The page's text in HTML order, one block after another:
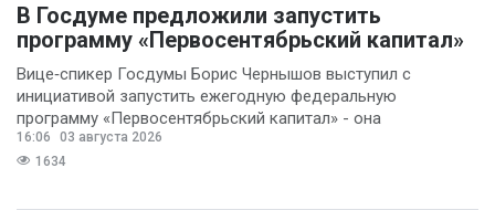
В Госдуме предложили запустить
программу «Первосентябрьский капитал»
Вице‑спикер Госдумы Борис Чернышов выступил с
инициативой запустить ежегодную федеральную
программу «Первосентябрьский капитал» - она
предполагает
16:06
03 августа 2026
1634